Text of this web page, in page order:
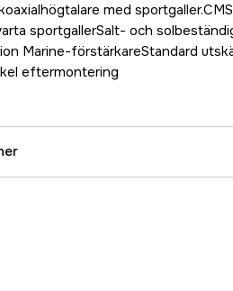
med
sportgallerSalt- och
Marine-förstärkareStandard
eftermontering